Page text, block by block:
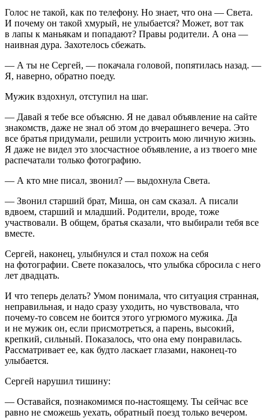
Голос не такой, как по телефону. Но знает, что она — Света.
И почему он такой хмурый, не улыбается? Может, вот так
в лапы к маньякам и попадают? Правы родители. А она —
наивная дура. Захотелось сбежать.
— А ты не Сергей, — покачала головой, попятилась назад. —
Я, наверно, обратно поеду.
Мужик вздохнул, отступил на шаг.
— Давай я тебе все объясню. Я не давал объявление на сайте
знакомств, даже не знал об этом до вчерашнего вечера. Это
все братья придумали, решили устроить мою личную жизнь.
Я даже не видел это злосчастное объявление, а из твоего мне
распечатали только фотографию.
— А кто мне писал, звонил? — выдохнула Света.
— Звонил старший брат, Миша, он сам сказал. А писали
вдвоем, старший и младший. Родители, вроде, тоже
участвовали. В общем, братья сказали, что выбирали тебя все
вместе.
Сергей, наконец, улыбнулся и стал похож на себя
на фотографии. Свете показалось, что улыбка сбросила с него
лет двадцать.
И что теперь делать? Умом понимала, что ситуация странная,
неправильная, и надо сразу уходить, но чувствовала, что
почему-то совсем не боится этого угрюмого мужика. Да
и не мужик он, если присмотреться, а парень, высокий,
крепкий, сильный. Показалось, что она ему понравилась.
Рассматривает ее, как будто ласкает глазами, наконец-то
улыбается.
Сергей нарушил тишину:
— Оставайся, познакомимся по-настоящему. Ты сейчас все
равно не сможешь уехать, обратный поезд только вечером.